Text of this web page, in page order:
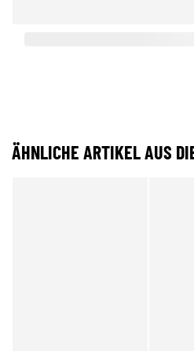
ÄHNLICHE ARTIKEL AUS